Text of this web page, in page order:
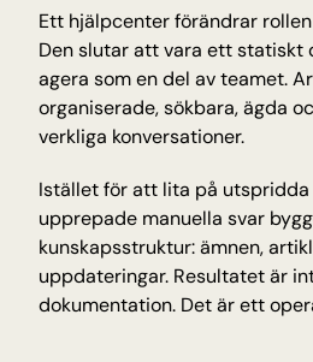
Antagning, registrering
E-handel
Produktfrågor om frakt
Träning &
Bokningar, avbokningar och
Bokningar, avbokningar
Ett hjälpcenter förändrar
Den slutar att vara ett statiskt
agera som en del av teamet.
organiserade, sökbara, ägda
verkliga konversationer.
Istället för att lita på
upprepade manuella svar
kunskapsstruktur: ämnen,
uppdateringar. Resultatet är
dokumentation. Det är ett